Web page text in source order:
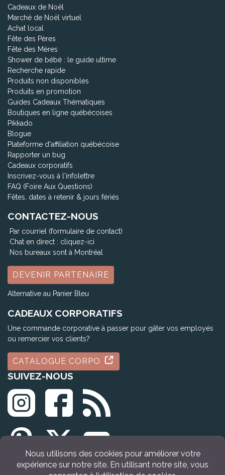
Cadeaux de Noël
Marché de Noël virtuel
Achat local
Fête des Pères
Fête des Mères
Shower de bébé : le guide ultime
Recherche rapide
Produits non disponibles
Produits en promotion
Guides Cadeaux Thématiques
Boutiques en ligne québécoises
Pikkado
Blogue
Plateforme d'affiliation québécoise
Rapporter un bug
Cadeaux corporatifs
Inscrivez-vous à l'infolettre
FAQ (Foire Aux Questions)
Fêtes, dates à retenir & jours fériés
CONTACTEZ-NOUS
Par courriel (formulaire de contact)
Chat en direct : cliquez-ici
Nos bureaux sont à Montréal
DEVENIR PARTENAIRE
Alternative au Panier Bleu
CADEAUX CORPORATIFS
Une commande corporative à passer pour gâter vos employés
ou remercier vos clients?
CATALOGUE CORPO
SUIVEZ-NOUS